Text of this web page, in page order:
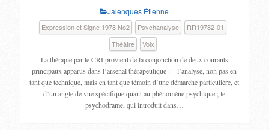
Jalenques Étienne
Expression et Signe 1978 No2 Psychanalyse
RR19782-01
Théâtre
Voix
La thérapie par le CRI provient de la conjonction de deux courants
principaux apparus dans l’arsenal thérapeutique : – l’analyse, non pas en
tant que technique, mais en tant que témoin d’une démarche particulière, et
d’un angle de vue spécifique quant au phénomène psychique ; le
psychodrame, qui introduit dans…